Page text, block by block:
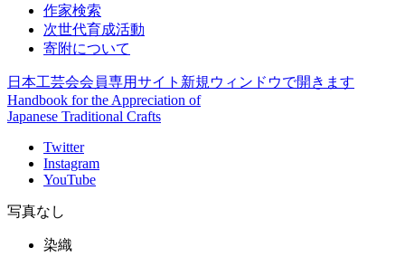
作家検索
次世代育成活動
寄附について
日本工芸会会員専用サイト 新規ウィンドウで開きます
Handbook for the Appreciation of
Japanese Traditional Crafts
Twitter
Instagram
YouTube
写真なし
染織